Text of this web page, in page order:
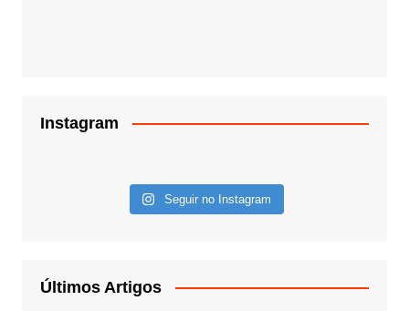
Instagram
Seguir no Instagram
Últimos Artigos